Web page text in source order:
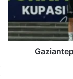
G
a
e
p